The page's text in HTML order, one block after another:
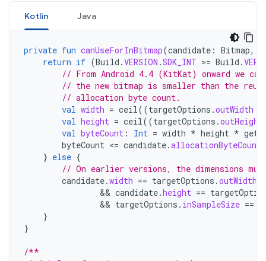
Kotlin Java
private fun canUseForInBitmap(candidate : Bitmap,
return if (Build .VERSION .SDK_INT >= Build .
// From Android 4.4 (KitKat) onward we
// the new bitmap is smaller than the
// allocation byte count.
val width = ceil((targetOptions .outWidth
val height = ceil((targetOptions .outHeight
val byteCount : Int = width * height *
byteCount <= candidate.allocationByteCount
} else {
// On earlier versions, the dimensions
candidate.width == targetOptions .outWidth
                &&
candidate.height ==
                &&
targetOptions . inSampleSize ==
}
}
/**